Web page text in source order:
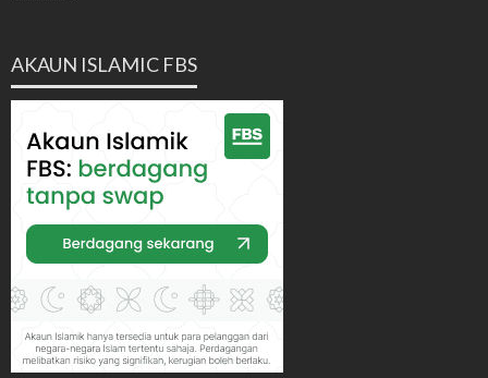
AKAUN ISLAMIC FBS